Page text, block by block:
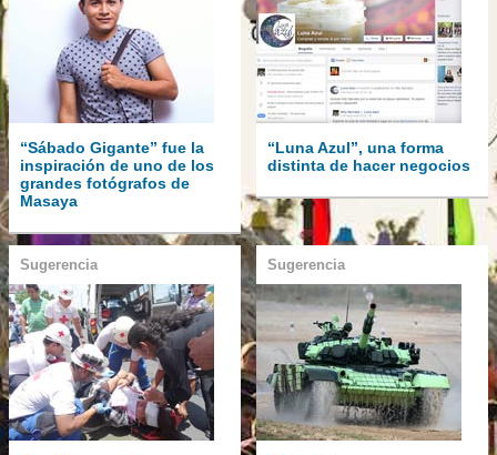
“Sábado Gigante” fue la
inspiración de uno de los
grandes fotógrafos de
Masaya
“Luna Azul”, una forma
distinta de hacer negocios
Sugerencia Sugerencia